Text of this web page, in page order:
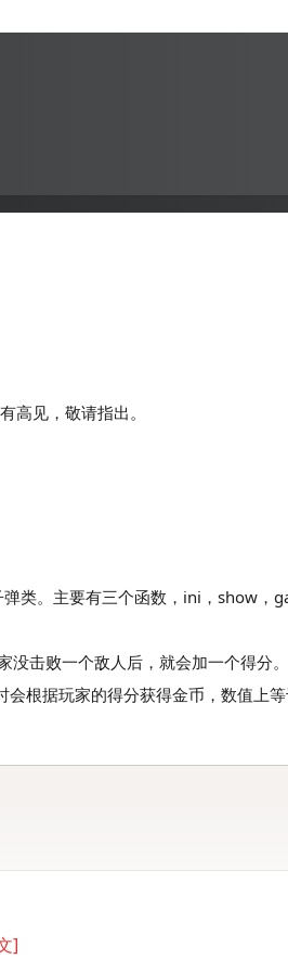
高见，敬请指出。
类。主要有三个函数，ini，show，
击败一个敌人后，就会加一个得分
根据玩家的得分获得金币，数值上
]